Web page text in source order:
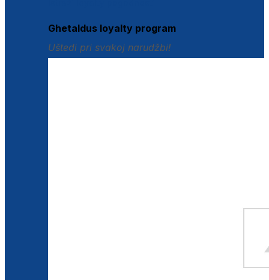
Ghetaldus loyalty program
Uštedi pri svakoj narudžbi!